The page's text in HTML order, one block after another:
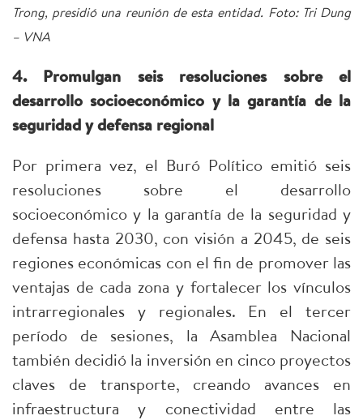
Trong, presidió una reunión de esta entidad. Foto: Tri Dung
– VNA
4. Promulgan seis resoluciones sobre el
desarrollo socioeconómico y la garantía de la
seguridad y defensa regional
Por primera vez, el Buró Político emitió seis
resoluciones sobre el desarrollo
socioeconómico y la garantía de la seguridad y
defensa hasta 2030, con visión a 2045, de seis
regiones económicas con el fin de promover las
ventajas de cada zona y fortalecer los vínculos
intrarregionales y regionales. En el tercer
período de sesiones, la Asamblea Nacional
también decidió la inversión en cinco proyectos
claves de transporte, creando avances en
infraestructura y conectividad entre las